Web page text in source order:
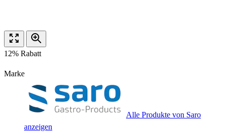
12% Rabatt
Marke
Alle Produkte von Saro
anzeigen